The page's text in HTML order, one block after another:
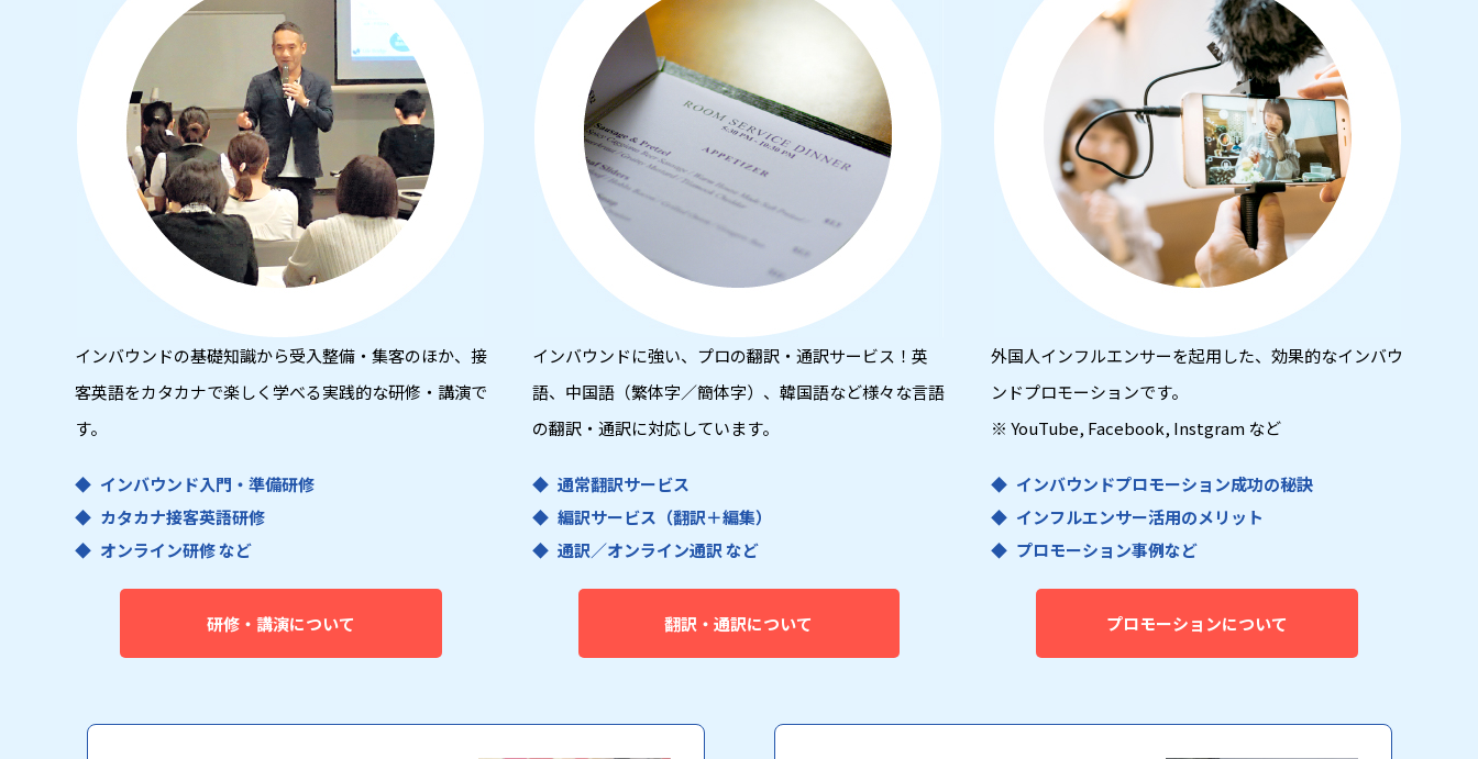
インバウンドの基礎知識から受入整備・集客のほか、接
客英語をカタカナで楽しく学べる実践的な研修・講演で
す。
インバウンド入門・準備研修
カタカナ接客英語研修
オンライン研修 など
研修・講演について
インバウンドに強い、プロの翻訳・通訳サービス！英
語、中国語（繁体字／簡体字）、韓国語など様々な言語
の翻訳・通訳に対応しています。
通常翻訳サービス
編訳サービス（翻訳＋編集）
通訳／オンライン通訳 など
翻訳・通訳について
外国人インフルエンサーを起用した、効果的なインバウ
ンドプロモーションです。
※ YouTube, Facebook, Instgram など
インバウンドプロモーション成功の秘訣
インフルエンサー活用のメリット
プロモーション事例など
プロモーションについて